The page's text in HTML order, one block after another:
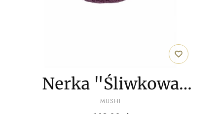
Nerka "Śliwkowa
chmurka"baranek
PRODUCENT
MUSHI